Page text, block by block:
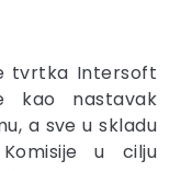
tvrtka Intersoft
kao nastavak
a sve u skladu
u cilju